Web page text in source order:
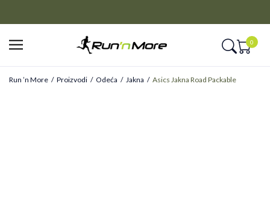
0
Run ’n More Proizvodi Odeća Jakna Asics Jakna Road Packable